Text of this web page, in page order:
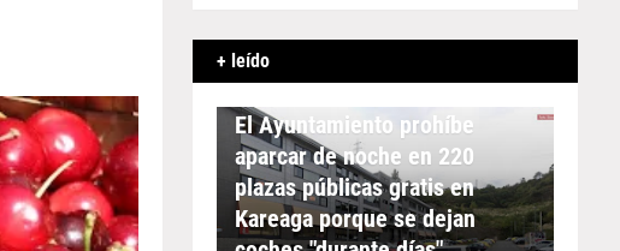
+ leído
APARCAMIENTO
El Ayuntamiento prohíbe
aparcar de noche en 220
plazas públicas gratis en
Kareaga porque se dejan